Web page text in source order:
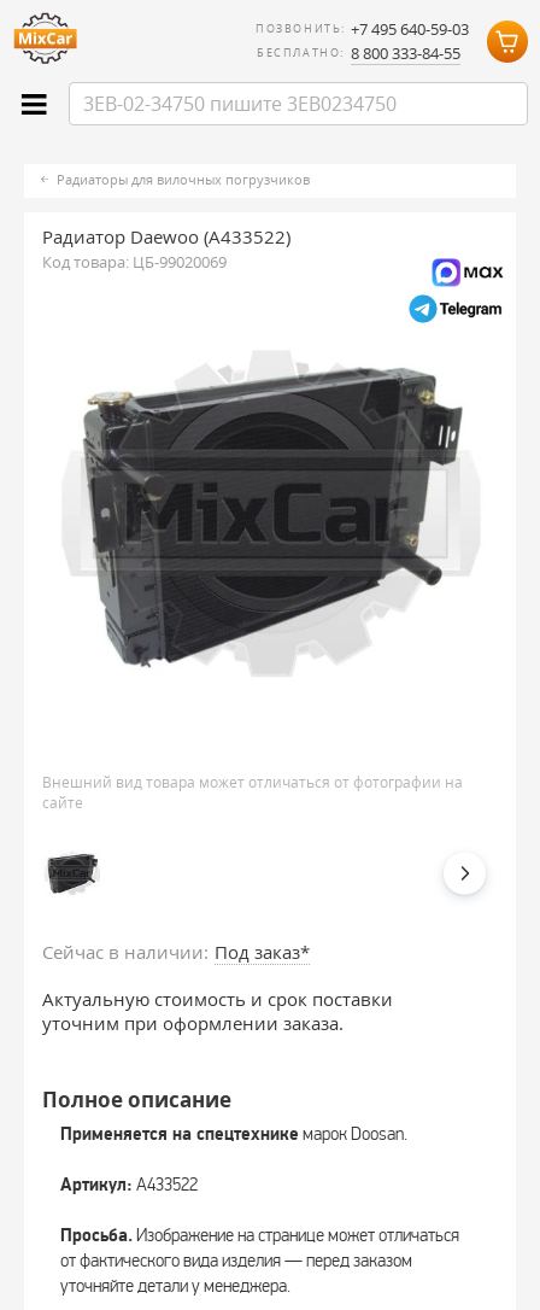
ПОЗВОНИТЬ: +7 495 640-59-03
БЕСПЛАТНО: 8 800 333-84-55
Радиаторы для вилочных погрузчиков
Радиатор Daewoo (A433522)
Код товара: ЦБ-99020069
Внешний вид товара может отличаться от фотографии на
сайте
Сейчас в наличии: Под заказ*
Актуальную стоимость и срок поставки
уточним при оформлении заказа.
Полное описание
Применяется на спецтехнике марок Doosan.
Артикул: A433522
Просьба.Изображение на странице может отличаться
от фактического вида изделия — перед заказом
уточняйте детали у менеджера.